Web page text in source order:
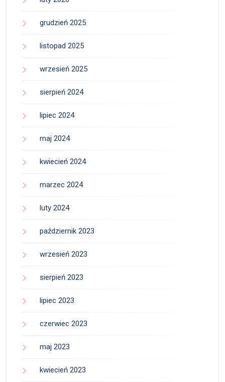
grudzień 2025
listopad 2025
wrzesień 2025
sierpień 2024
lipiec 2024
maj 2024
kwiecień 2024
marzec 2024
luty 2024
październik 2023
wrzesień 2023
sierpień 2023
lipiec 2023
czerwiec 2023
maj 2023
kwiecień 2023